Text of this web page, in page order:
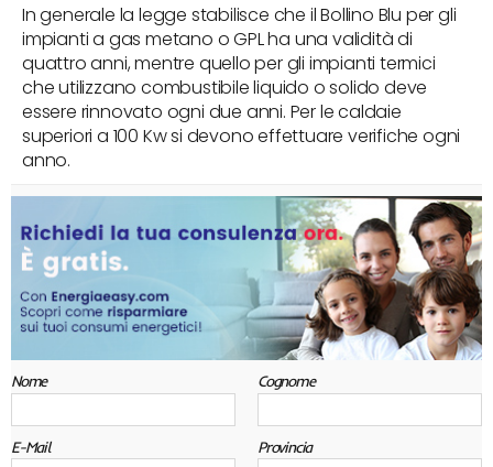
In generale la legge stabilisce che il Bollino Blu per gli
impianti a gas metano o GPL ha una validità di
quattro anni, mentre quello per gli impianti termici
che utilizzano combustibile liquido o solido deve
essere rinnovato ogni due anni. Per le caldaie
superiori a 100 Kw si devono effettuare verifiche ogni
anno.
Nome Cognome
E-Mail Provincia